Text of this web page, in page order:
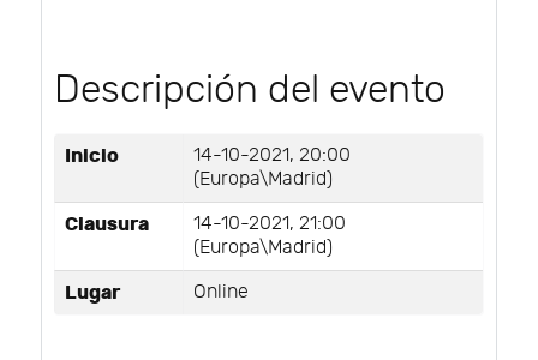
Descripción del evento
Inicio
14-10-2021, 20:00
(Europa\Madrid)
Clausura
14-10-2021, 21:00
(Europa\Madrid)
Lugar Online